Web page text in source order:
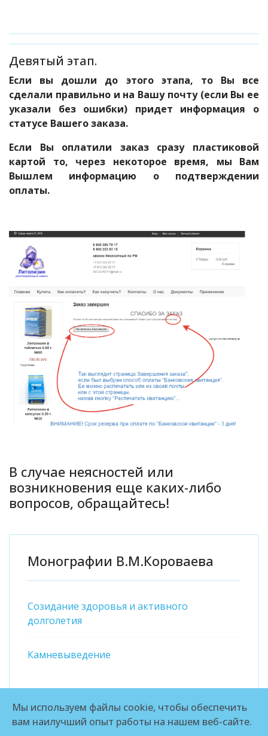
Девятый этап.
Если вы дошли до этого этапа, то Вы все
сделали правильно и на Вашу почту (если Вы ее
указали без ошибки) придет информация о
статусе Вашего заказа.
Если Вы оплатили заказ сразу пластиковой
картой то, через некоторое время, мы Вам
Вышлем информацию о подтверждении
оплаты.
В случае неясностей или
возникновения еще каких-либо
вопросов, обращайтесь!
Монографии В.М.Короваева
Созидание здоровья и активного
долголетия
Камневыведение
Мы используем файлы cookie, чтобы обеспечить
вам наилучший опыт работы на нашем веб-сайте.